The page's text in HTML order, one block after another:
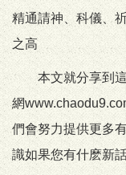
精通請神、科儀、
之高
本文就分享到
網
們會努力提供更多
識如果您有什麽新